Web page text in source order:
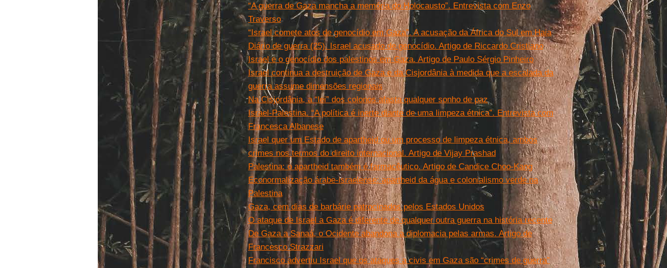
“A guerra de Gaza mancha a memória do Holocausto”. Entrevista com Enzo
Traverso
“Israel comete atos de genocídio em Gaza”. A acusação da África do Sul em Haia
Diário de guerra (25). Israel acusado de genocídio. Artigo de Riccardo Cristiano
Israel e o genocídio dos palestinos em Gaza. Artigo de Paulo Sérgio Pinheiro
Israel continua a destruição de Gaza e da Cisjordânia à medida que a escalada da
guerra assume dimensões regionais
Na Cisjordânia, a “lei” dos colonos afasta qualquer sonho de paz
Israel-Palestina. “A política é inerte diante de uma limpeza étnica”. Entrevista com
Francesca Albanese
Israel quer um Estado de apartheid ou um processo de limpeza étnica, ambos
crimes nos termos do direito internacional. Artigo de Vijay Prashad
Palestina: o apartheid também é farmacêutico. Artigo de Candice Choo-Kang
Econormalização árabe-israelense: apartheid da água e colonialismo verde na
Palestina
Gaza, cem dias de barbárie patrocinados pelos Estados Unidos
O ataque de Israel a Gaza é diferente de qualquer outra guerra na história recente
De Gaza a Sanaá, o Ocidente abandona a diplomacia pelas armas. Artigo de
Francesco Strazzari
Francisco advertiu Israel que os ataques a civis em Gaza são “crimes de guerra”